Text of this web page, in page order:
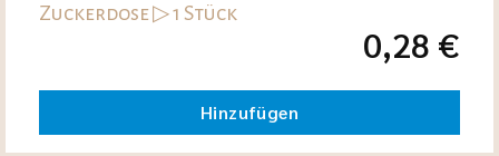
Zuckerdose ▷ 1 Stück
0,28 €
Hinzufügen